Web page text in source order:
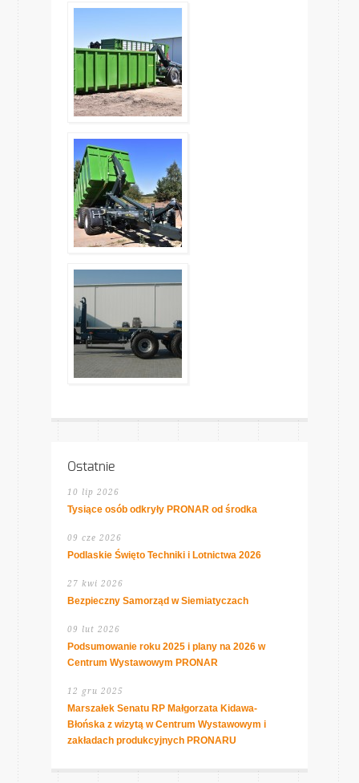
Ostatnie
10 lip 2026
Tysiące osób odkryły PRONAR od środka
09 cze 2026
Podlaskie Święto Techniki i Lotnictwa 2026
27 kwi 2026
Bezpieczny Samorząd w Siemiatyczach
09 lut 2026
Podsumowanie roku 2025 i plany na 2026 w
Centrum Wystawowym PRONAR
12 gru 2025
Marszałek Senatu RP Małgorzata Kidawa-
Błońska z wizytą w Centrum Wystawowym i
zakładach produkcyjnych PRONARU